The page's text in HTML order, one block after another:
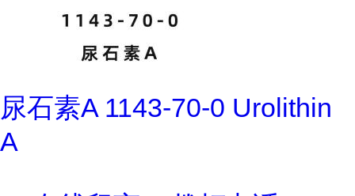
尿石素A 1143-70-0 Urolithin
A